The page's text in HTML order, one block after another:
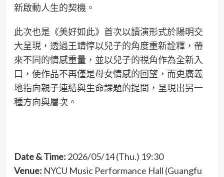
新啟動人生的契機。
此次也是《美好如此》首次以讀演形式於陽明交
大呈現，透過王靖惇以兒子的角度重新詮釋，帶
來不同的情感重量，並以兒子的視角作為全新入
口，使作品不再僅是母女情感的回望，而更廣義
地指向親子連結與生命課題的提問，呈現出另一
種方向與層次。
Date & Time: 2026/05/14 (Thu.) 19:30
Venue: NYCU Music Performance Hall (Guangfu